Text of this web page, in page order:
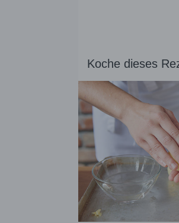
Koche dieses